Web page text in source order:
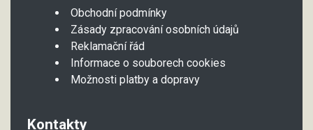
Obchodní podmínky
Zásady zpracování osobních údajů
Reklamační řád
Informace o souborech cookies
Možnosti platby a dopravy
Kontakty